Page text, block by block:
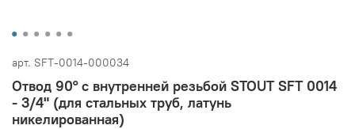
арт. SFT-0014-000034
Отвод 90° с внутренней резьбой STOUT SFT 0014
- 3/4" (для стальных труб, латунь
никелированная)